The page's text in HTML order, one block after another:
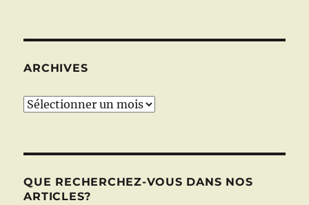
ARCHIVES
Archives
QUE RECHERCHEZ-VOUS DANS NOS
ARTICLES?